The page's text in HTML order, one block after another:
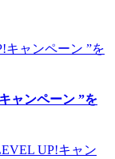
ャンペーン ”を